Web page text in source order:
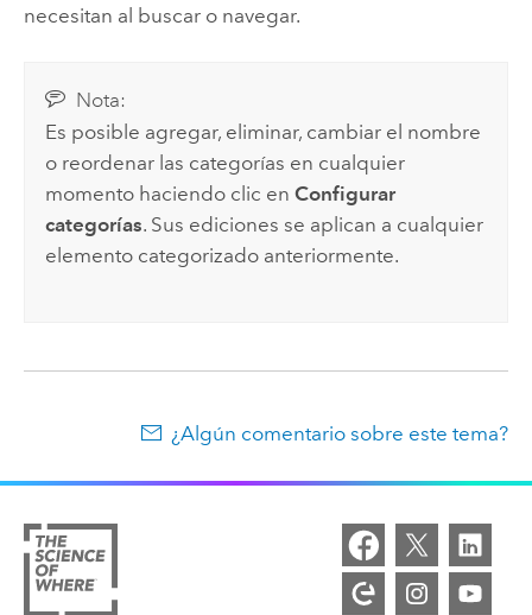
necesitan al buscar o navegar.
Nota:
Es posible agregar, eliminar, cambiar el nombre
o reordenar las categorías en cualquier
momento haciendo clic enConfigurar
categorías. Sus ediciones se aplican a cualquier
elemento categorizado anteriormente.
¿Algún comentario sobre este tema?